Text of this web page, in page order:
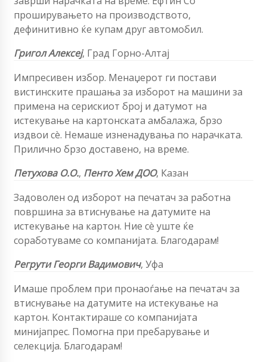
проширувањето на производството,
дефинитивно ќе купам друг автомобил.
Григол Алексеј, Град Горно-Алтај
Импресивен избор. Менаџерот ги постави
вистинските прашања за изборот на машини за
примена на серискиот број и датумот на
истекување на картонската амбалажа, брзо
издвои сè. Немаше изненадувања по нарачката.
Прилично брзо доставено, на време.
Петухова О.О., Пенто Хем ДОО, Казан
Задоволен од изборот на печатач за работна
површина за втиснување на датумите на
истекување на картон. Ние сè уште ќе
соработуваме со компанијата. Благодарам!
Регрути Георги Вадимович, Уфа
Имаше проблем при пронаоѓање на печатач за
втиснување на датумите на истекување на
картон. Контактираше со компанијата
минијапрес. Помогна при пребарување и
селекција. Благодарам!